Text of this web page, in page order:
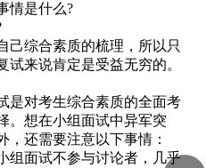
是什么?
综合素质的梳理，所以只
来说肯定是受益无穷的。
对考生综合素质的全面考
。想在小组面试中异军突
，还需要注意以下事情：
面试不参与讨论者，几乎